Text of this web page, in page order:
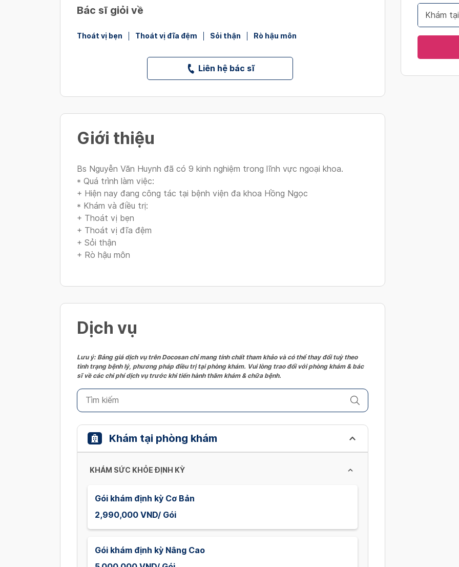
Bác sĩ giỏi về
Thoát vị bẹn Thoát vị đĩa đệm Sỏi thận Rò hậu môn
Liên hệ bác sĩ
Giới thiệu
Bs Nguyễn Văn Huynh đã có 9 kinh nghiệm trong lĩnh vực ngoại khoa.
* Quá trình làm việc:
+ Hiện nay đang công tác tại bệnh viện đa khoa Hồng Ngọc
* Khám và điều trị:
+ Thoát vị bẹn
+ Thoát vị đĩa đệm
+ Sỏi thận
+ Rò hậu môn
Dịch vụ
Lưu ý: Bảng giá dịch vụ trên Docosan chỉ mang tính chất tham khảo và có thể thay đổi tuỳ theo
tình trạng bệnh lý, phương pháp điều trị tại phòng khám. Vui lòng trao đổi với phòng khám & bác
sĩ về các chi phí dịch vụ trước khi tiến hành thăm khám & chữa bệnh.
Khám tại phòng khám
KHÁM SỨC KHỎE ĐỊNH KỲ
Gói khám định kỳ Cơ Bản
2,990,000 VND/ Gói
Gói khám định kỳ Nâng Cao
question
mark
Khám